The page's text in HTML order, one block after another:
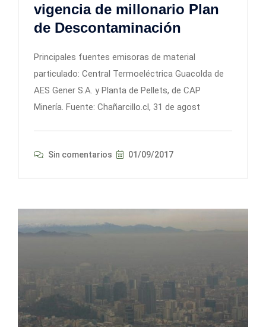
vigencia de millonario Plan
de Descontaminación
Principales fuentes emisoras de material
particulado: Central Termoeléctrica Guacolda de
AES Gener S.A. y Planta de Pellets, de CAP
Minería. Fuente: Chañarcillo.cl, 31 de agost
Sin comentarios 01/09/2017